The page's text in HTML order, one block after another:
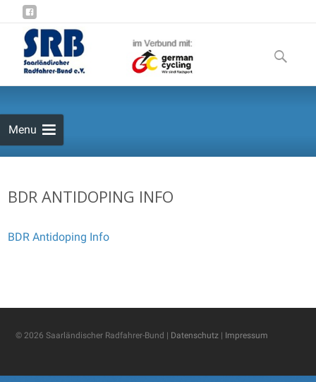
Menu
to
content
Suchen
nach:
BDR ANTIDOPING INFO
BDR Antidoping Info
© 2026 Saarländischer Radfahrer-Bund | Datenschutz | Impressum